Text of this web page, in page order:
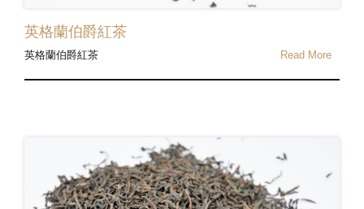
英格蘭伯爵紅茶
英格蘭伯爵紅茶 Read More